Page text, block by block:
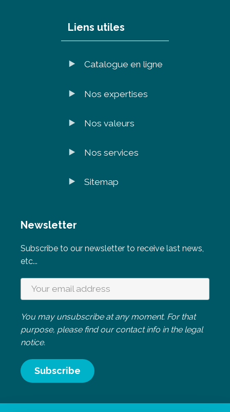
Liens utiles
Catalogue en ligne
Nos expertises
Nos valeurs
Nos services
Sitemap
Newsletter
Subscribe to our newsletter to receive last news,
etc...
You may unsubscribe at any moment. For that
purpose, please find our contact info in the legal
notice.